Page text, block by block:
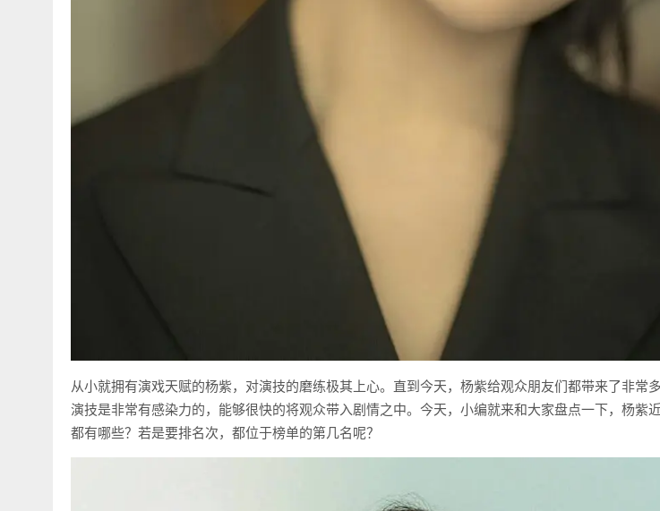
从小就拥有演戏天赋的杨紫，对演技的磨练极其上心。直到今天，杨紫给观众朋友们都带来了非常
演技是非常有感染力的，能够很快的将观众带入剧情之中。今天，小编就来和大家盘点一下，杨紫
都有哪些？若是要排名次，都位于榜单的第几名呢？